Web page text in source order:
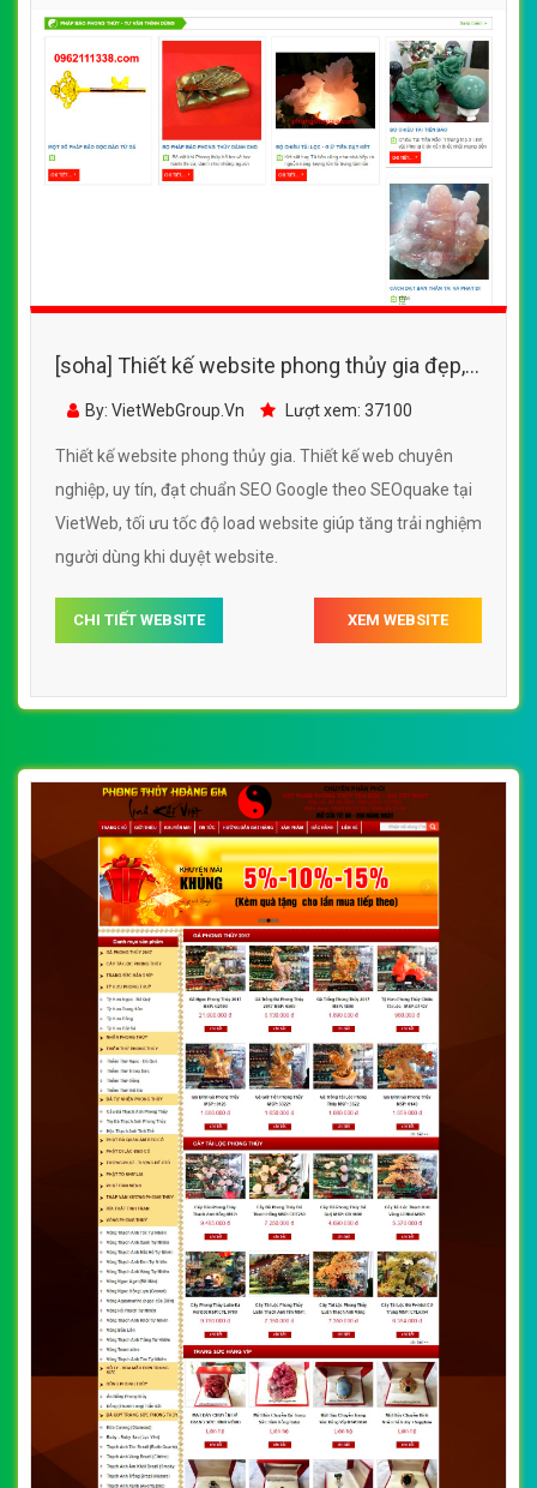
[soha] Thiết kế website phong thủy gia đẹp,
chuyên nghiệp chuẩn SEO
By: VietWebGroup.Vn Lượt xem: 37100
Thiết kế website phong thủy gia. Thiết kế web chuyên
nghiệp, uy tín, đạt chuẩn SEO Google theo SEOquake tại
VietWeb, tối ưu tốc độ load website giúp tăng trải nghiệm
người dùng khi duyệt website.
CHI TIẾT WEBSITE XEM WEBSITE